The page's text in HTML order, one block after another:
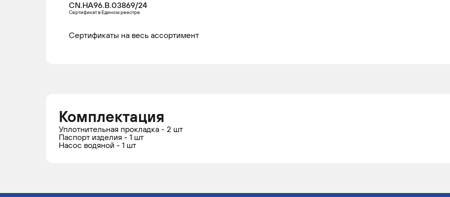
CN.НА96.В.03869/24
Сертификат в Едином реестре
Сертификаты на весь ассортимент
Комплектация
Уплотнительная прокладка - 2 шт
Паспорт изделия - 1 шт
Насос водяной - 1 шт